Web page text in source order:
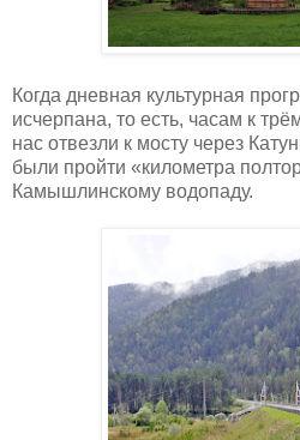
Когда дневная культурная
исчерпана, то есть, часам к
нас отвезли к мосту через
были пройти «километра
Камышлинскому водопаду.